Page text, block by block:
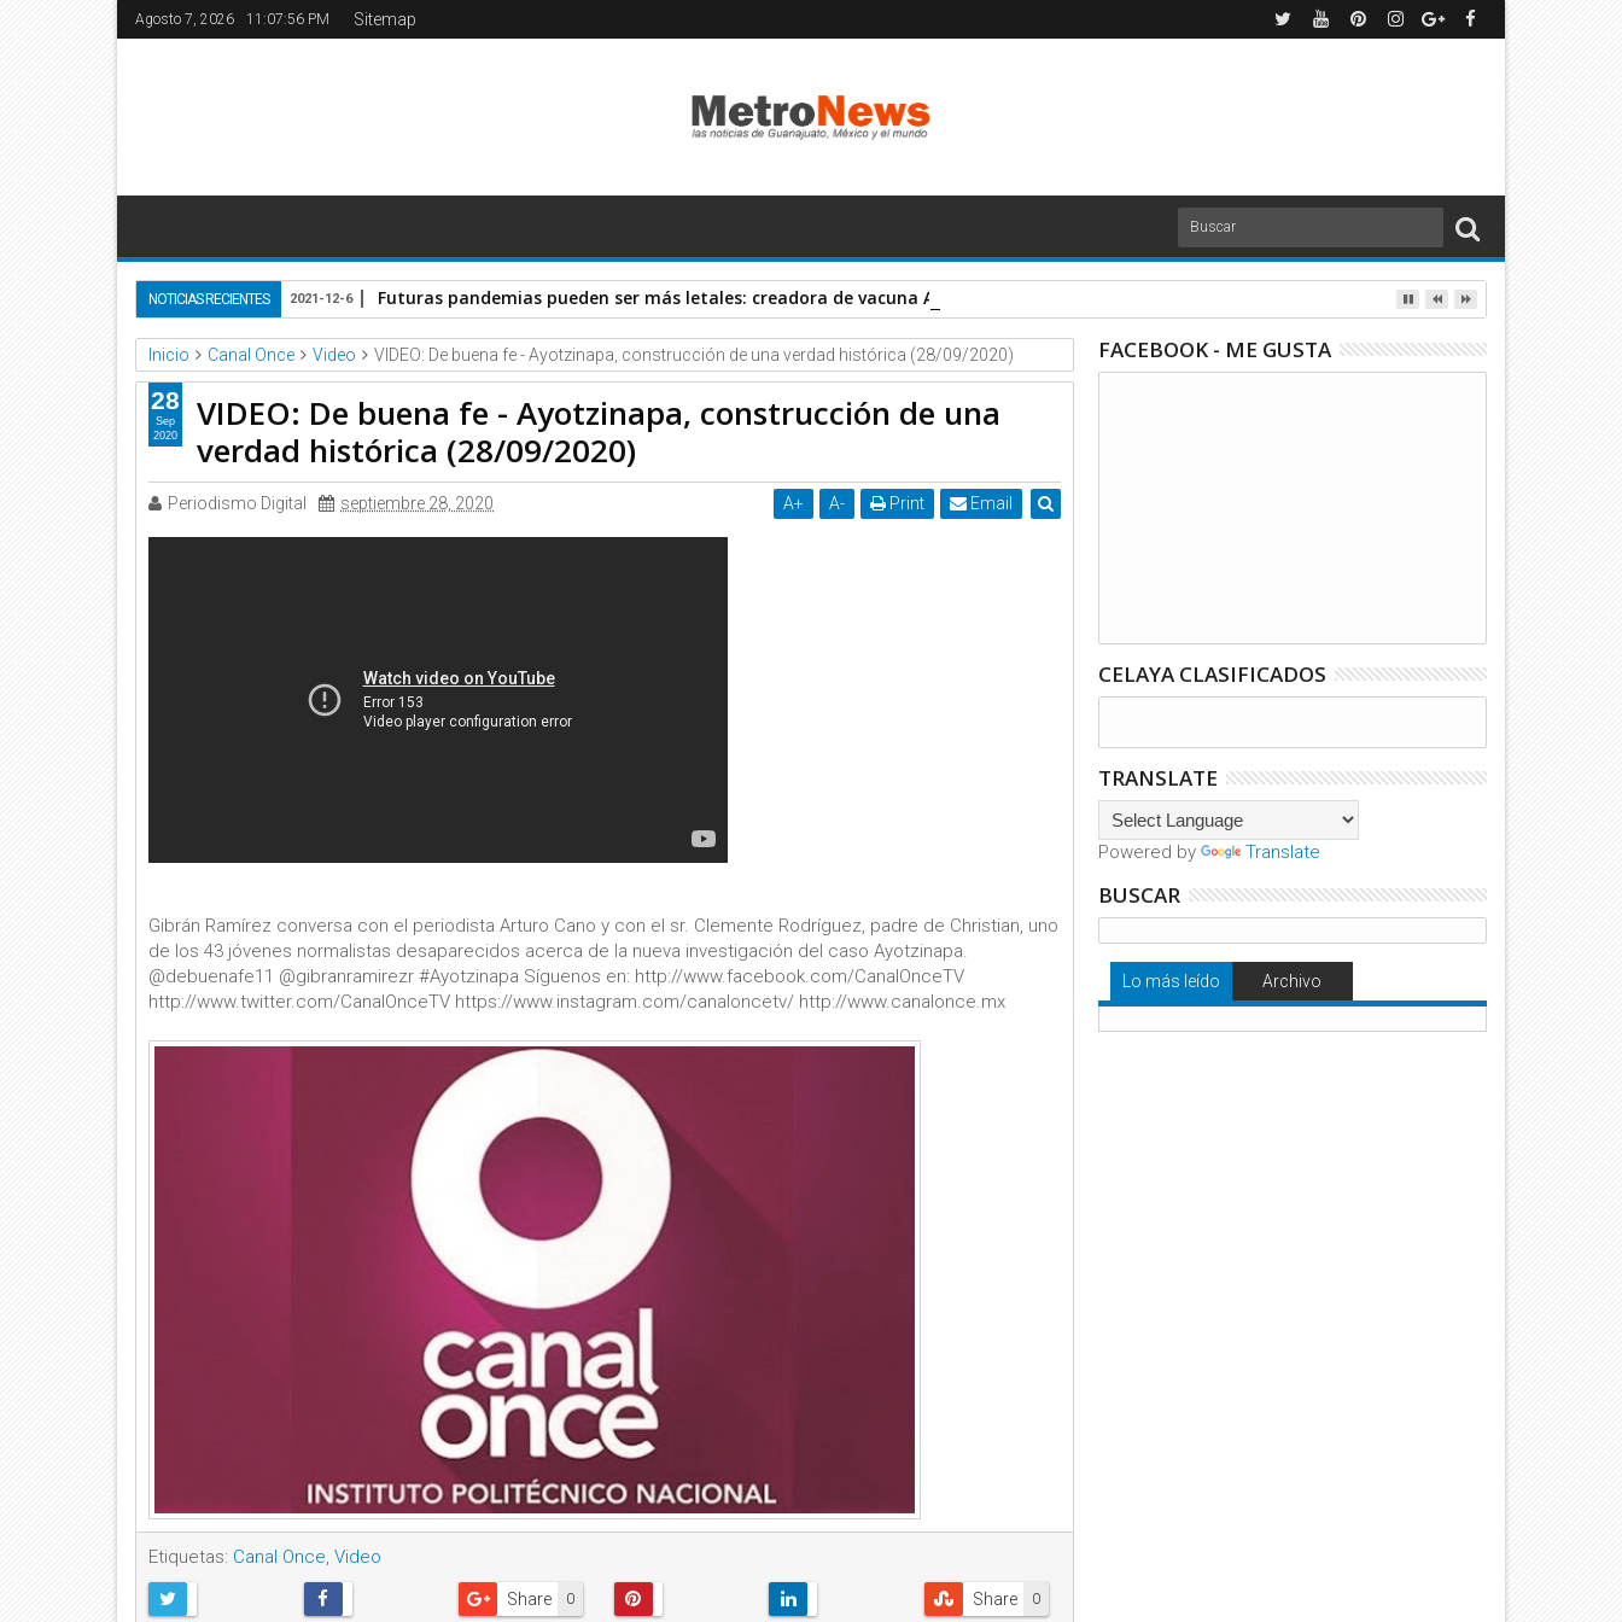
Agosto 7, 2026 11:07:56 PM Sitemap
NOTICIAS RECIENTES Futuras pandemias pueden ser más letales: creadora de vacuna AstraZeneca
2021-12-6
Inicio Canal Once Video VIDEO: De buena fe - Ayotzinapa, construcción de una verdad histórica (28/09/2020)
VIDEO: De buena fe - Ayotzinapa, construcción de una
verdad histórica (28/09/2020)
Periodismo Digital septiembre 28, 2020 A+ A- Print Email
Gibrán Ramírez conversa con el periodista Arturo Cano y con el sr. Clemente Rodríguez, padre de Christian, uno
de los 43 jóvenes normalistas desaparecidos acerca de la nueva investigación del caso Ayotzinapa.
@debuenafe11 @gibranramirezr #Ayotzinapa Síguenos en: http://www.facebook.com/CanalOnceTV
http://www.twitter.com/CanalOnceTV https://www.instagram.com/canaloncetv/ http://www.canalonce.mx
Etiquetas: Canal Once, Video
0
Share 0
Share
28
Sep
2020
FACEBOOK - ME GUSTA
CELAYA CLASIFICADOS
TRANSLATE
Powered by Translate
BUSCAR
Lo más leído Archivo